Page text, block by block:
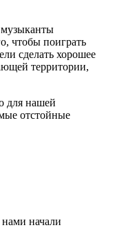
музыканты
чтобы поиграть
сделать хорошее
территории,
для нашей
отстойные
начали